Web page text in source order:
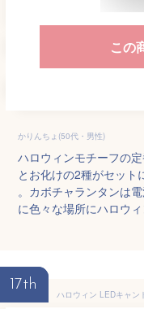
この
かりんちょ(50代・男性)
ハロウィンモチーフの
とお化けの2種がセット
。カボチャランタンは
に色々な場所にハロウ
17th